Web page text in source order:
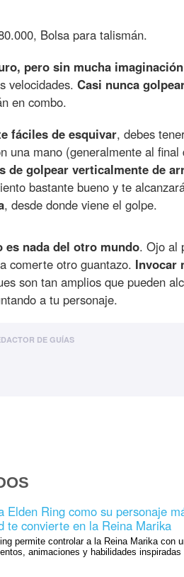
Bolsa para talismán.
pero sin mucha imaginación
velocidades. Casi nunca
en combo.
fáciles de esquivar, debes
una mano (generalmente al final
de golpear verticalmente de
bastante bueno y te
, desde donde viene el golpe.
es nada del otro mundo. Ojo al
comerte otro guantazo. Invocar
son tan amplios que pueden
a tu personaje.
DE GUÍAS
Elden Ring como su personaje
te convierte en la Reina Marika
permite controlar a la Reina Marika con
animaciones y habilidades inspiradas